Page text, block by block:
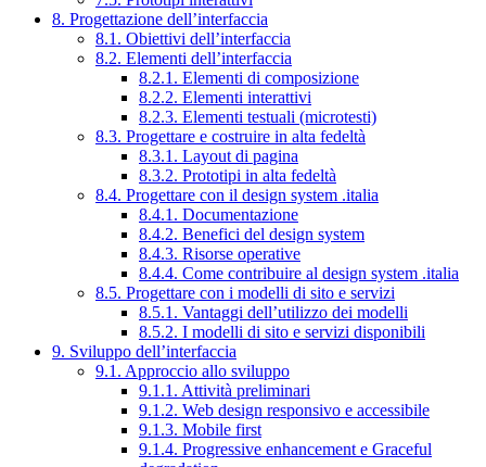
8. Progettazione dell’interfaccia
8.1. Obiettivi dell’interfaccia
8.2. Elementi dell’interfaccia
8.2.1. Elementi di composizione
8.2.2. Elementi interattivi
8.2.3. Elementi testuali (microtesti)
8.3. Progettare e costruire in alta fedeltà
8.3.1. Layout di pagina
8.3.2. Prototipi in alta fedeltà
8.4. Progettare con il design system .italia
8.4.1. Documentazione
8.4.2. Benefici del design system
8.4.3. Risorse operative
8.4.4. Come contribuire al design system .italia
8.5. Progettare con i modelli di sito e servizi
8.5.1. Vantaggi dell’utilizzo dei modelli
8.5.2. I modelli di sito e servizi disponibili
9. Sviluppo dell’interfaccia
9.1. Approccio allo sviluppo
9.1.1. Attività preliminari
9.1.2. Web design responsivo e accessibile
9.1.3. Mobile first
9.1.4. Progressive enhancement e Graceful